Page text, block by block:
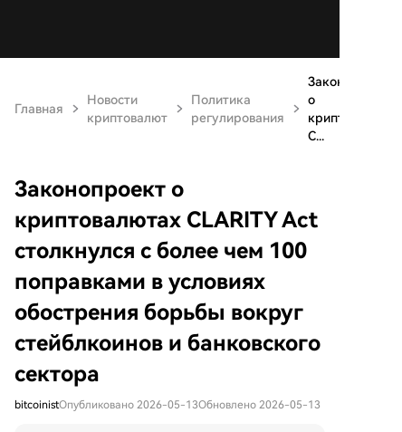
Главная
Новости
криптовалют
Политика
регулирования
Законопроект
о
криптовалютах
C...
Законопроект о
криптовалютах CLARITY Act
столкнулся с более чем 100
поправками в условиях
обострения борьбы вокруг
стейблкоинов и банковского
сектора
bitcoinistОпубликовано 2026-05-13Обновлено 2026-05-13